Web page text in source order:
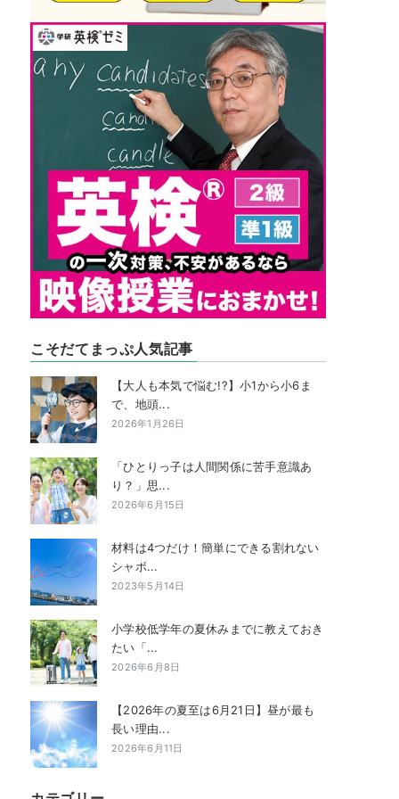
こそだてまっぷ人気記事
【大人も本気で悩む!?】小1から小6ま
で、地頭...
2026年1月26日
「ひとりっ子は人間関係に苦手意識あ
り？」思...
2026年6月15日
材料は4つだけ！簡単にできる割れない
シャボ...
2023年5月14日
小学校低学年の夏休みまでに教えておき
たい「...
2026年6月8日
【2026年の夏至は6月21日】昼が最も
長い理由...
2026年6月11日